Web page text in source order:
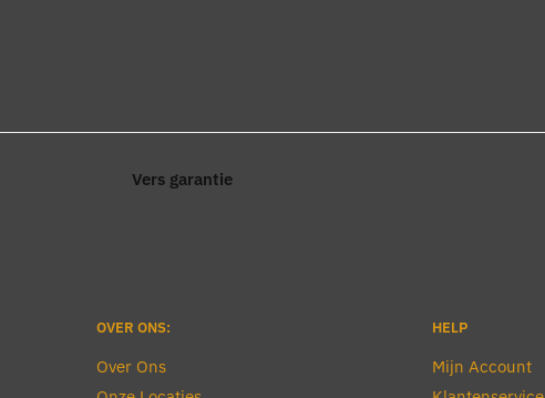
Vers garantie
OVER ONS:
Over Ons
HELP
Mijn Account